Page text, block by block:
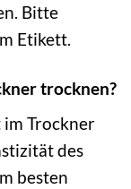
Bitte
Etikett.
trocknen?
Trockner
des
besten